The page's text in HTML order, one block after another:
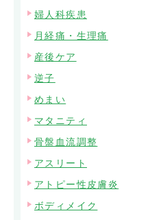
婦人科疾患
月経痛・生理痛
産後ケア
逆子
めまい
マタニティ
骨盤血流調整
アスリート
アトピー性皮膚炎
ボディメイク